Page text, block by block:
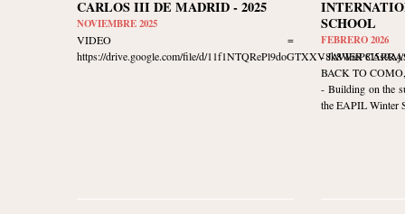
CARLOS III DE MADRID - 2025
NOVIEMBRE 2025
VIDEO =
https://drive.google.com/file/d/
SCHOOL
FEBRERO 2026
- JAVIER
BACK TO
- Building on the
the EAPIL Winter